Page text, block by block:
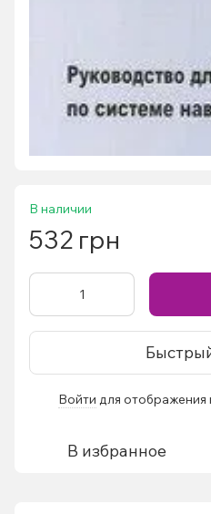
В наличии
532 грн
Войти для отображения
В избранное